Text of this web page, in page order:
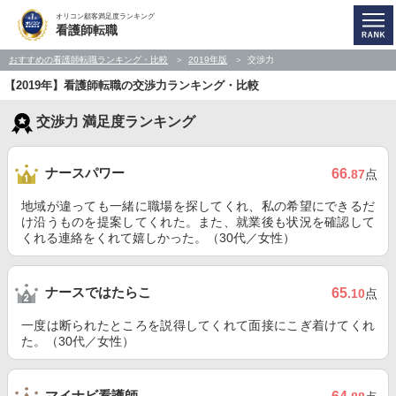
オリコン顧客満足度ランキング
看護師転職
おすすめの看護師転職ランキング・比較 2019年版 交渉力
【2019年】看護師転職の交渉力ランキング・比較
交渉力 満足度ランキング
ナースパワー 66.87点
地域が違っても一緒に職場を探してくれ、私の希望にできるだ
け沿うものを提案してくれた。また、就業後も状況を確認して
くれる連絡をくれて嬉しかった。（30代／女性）
ナースではたらこ 65.10点
一度は断られたところを説得してくれて面接にこぎ着けてくれ
た。（30代／女性）